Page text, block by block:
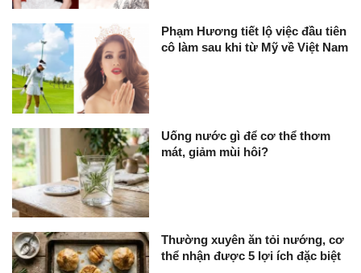
Phạm Hương tiết lộ việc đầu tiên
cô làm sau khi từ Mỹ về Việt Nam
Uống nước gì để cơ thể thơm
mát, giảm mùi hôi?
Thường xuyên ăn tỏi nướng, cơ
thể nhận được 5 lợi ích đặc biệt